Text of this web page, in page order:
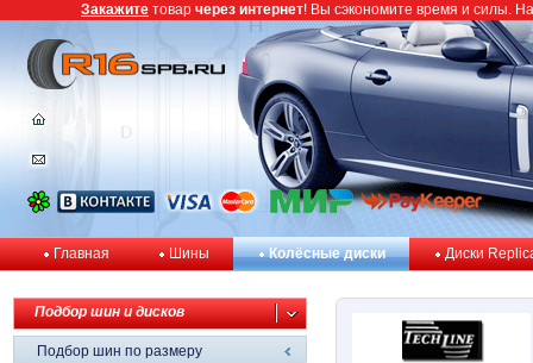
Главная Шины Колёсные диски Диски
Подбор шин и дисков
Подбор шин по размеру
Закажите товар через интернет! Вы сэкономите время и силы.